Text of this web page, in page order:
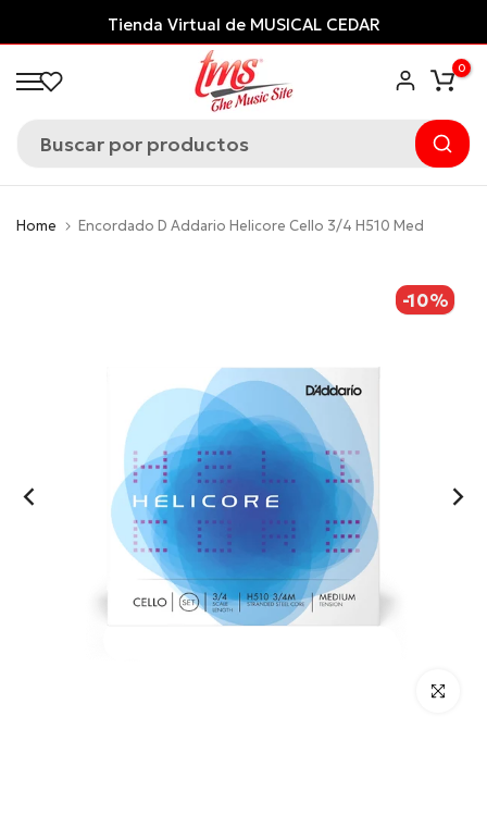
al
contenido
Tienda Virtual de MUSICAL CEDAR
0
Home Encordado D Addario Helicore Cello 3/4 H510 Med
-10%
Click para